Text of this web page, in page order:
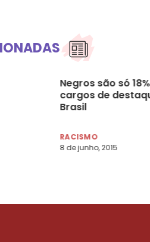
Negros são só
cargos de
Brasil
RACISMO
8 de junho, 2015